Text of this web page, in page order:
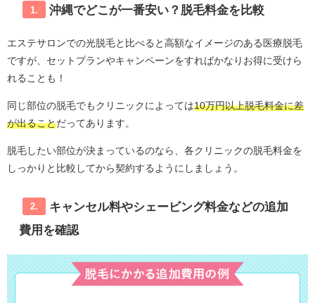
1. 沖縄でどこが一番安い？脱毛料金を比較
エステサロンでの光脱毛と比べると高額なイメージのある医療脱毛
ですが、セットプランやキャンペーンをすればかなりお得に受けら
れることも！
同じ部位の脱毛でもクリニックによっては10万円以上脱毛料金に差
が出ることだってあります。
脱毛したい部位が決まっているのなら、各クリニックの脱毛料金を
しっかりと比較してから契約するようにしましょう。
2.
キャンセル料やシェービング料金などの追加
費用を確認